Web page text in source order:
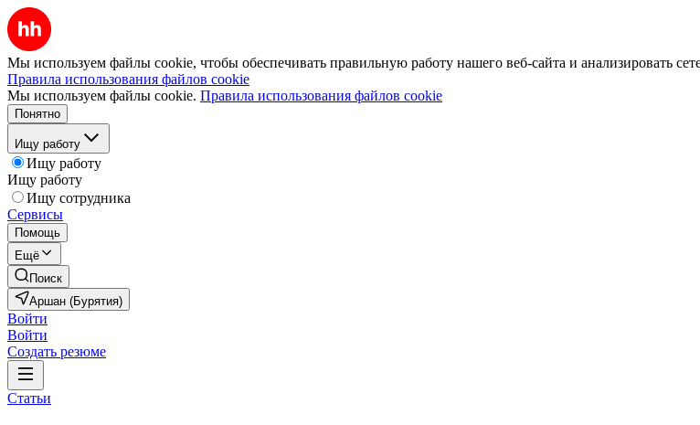
Мы используем файлы cookie, чтобы обеспечивать правильную работу нашего веб-сайта и анализировать
Правила использования файлов cookie
Мы используем файлы cookie. Правила использования файлов cookie
Понятно
Ищу работу
Ищу работу
Ищу работу
Ищу сотрудника
Сервисы
Помощь
Ещё
Поиск
Аршан (Бурятия)
Войти
Войти
Создать резюме
Статьи